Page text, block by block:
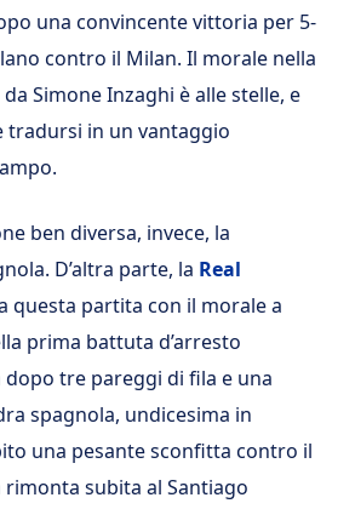
una convincente vittoria per 5-
contro il Milan. Il morale nella
Simone Inzaghi è alle stelle, e
in un vantaggio
ben diversa, invece, la
D’altra parte, la Real
questa partita con il morale a
prima battuta d’arresto
tre pareggi di fila e una
spagnola, undicesima in
una pesante sconfitta contro il
rimonta subita al Santiago